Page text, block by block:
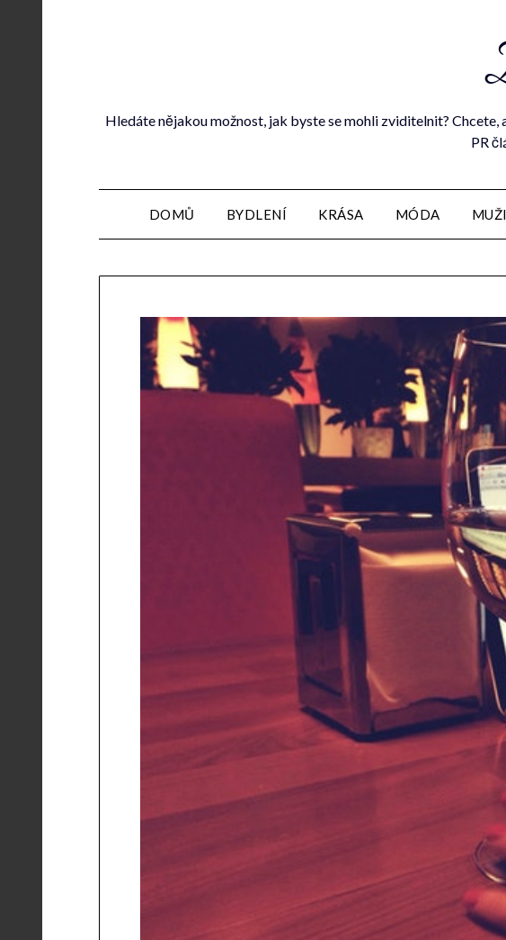
Hledáte nějakou možnost, jak byste se mohli zviditelnit?
PR
DOMŮ BYDLENÍ KRÁSA MÓDA MUŽI